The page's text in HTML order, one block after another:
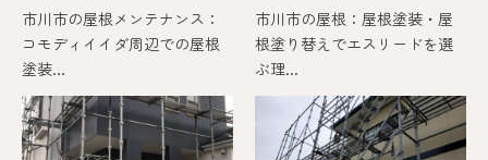
市川市の屋根メンテナンス：
コモディイイダ周辺での屋根
塗装...
市川市の屋根：屋根塗装・屋
根塗り替えでエスリードを選
ぶ理...